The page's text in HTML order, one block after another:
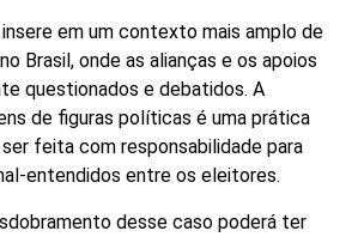
em um contexto mais amplo de
Brasil, onde as alianças e os apoios
questionados e debatidos. A
de figuras políticas é uma prática
feita com responsabilidade para
entendidos entre os eleitores.
desse caso poderá ter